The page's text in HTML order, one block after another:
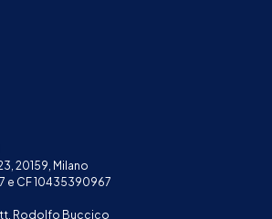
20159, Milano
e CF 10435390967
Rodolfo Buccico